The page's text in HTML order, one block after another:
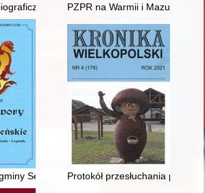
T. 53,PZPR na Warmii i Mazurach
Sępólno Krajeńskie : historia,
Protokół przesłuchania ppor.